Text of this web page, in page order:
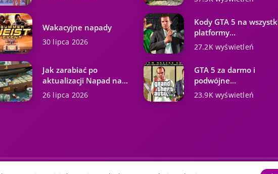
Wakacyjne napady
30 lipca 2026
Jak zarabiać po
aktualizacji Napad na...
26 lipca 2026
Kody GTA 5 na
platformy...
27.2K wyświetleń
GTA 5 za darmo i
podwójne...
23.9K wyświetleń